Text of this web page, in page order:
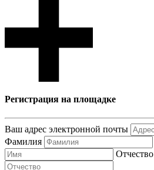
Регистрация на площадке
Ваш адрес электронной почты
Фамилия
Отчество